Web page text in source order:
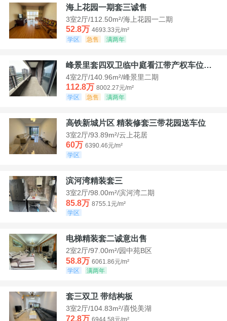
海上花园一期套三诚售
3室2厅/112.50m²/海上花园一二期
52.8万 4693.33元/m²
学区
急售 满两年
峰景里套四双卫临中庭看江带产权车位诚售
4室2厅/140.96m²/峰景里二期
112.8万 8002.27元/m²
学区
急售 满两年
高铁新城片区 精装修套三带花园送车位
3室2厅/93.89m²/云上花居
60万 6390.46元/m²
学区
滨河湾精装套三
3室2厅/98.00m²/滨河湾二期
85.8万 8755.1元/m²
学区
电梯精装套二诚意出售
2室2厅/97.00m²/园中苑B区
58.8万 6061.86元/m²
学区
满两年
套三双卫 带结构板
3室2厅/104.83m²/喜悦美湖
72.8万 6944.58元/m²